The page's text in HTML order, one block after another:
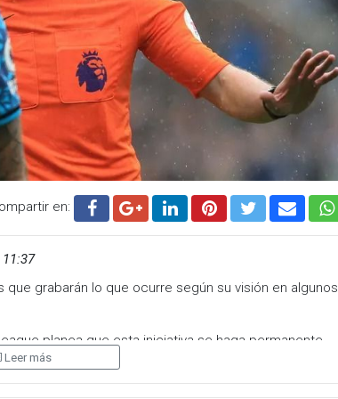
Dynamo. Aunque el jugador ofreció disculpas
la final de conferencia—, la directiva optó por no
en el aire. Aunque su nombre ha sido
y América, hasta el momento esas opciones han
esperar para definir su próximo destino.
| Twitter: @cadena_noticias
| TikTok: @CadenaNoticias
en:
grabarán lo que ocurre según su visión en algunos
planea que esta iniciativa se haga permanente
Leer más